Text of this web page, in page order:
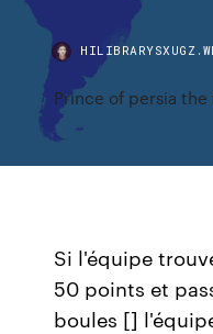
Prince of persia
Si l'équipe
50 points et
boules []